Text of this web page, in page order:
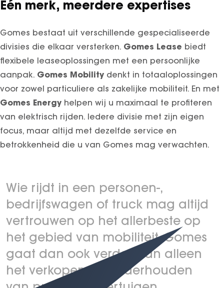
Eén merk, meerdere expertises
Gomes bestaat uit verschillende gespecialiseerde
divisies die elkaar versterken. Gomes Lease biedt
flexibele leaseoplossingen met een persoonlijke
aanpak. Gomes Mobility denkt in totaaloplossingen
voor zowel particuliere als zakelijke mobiliteit. En met
Gomes Energy helpen wij u maximaal te profiteren
van elektrisch rijden. Iedere divisie met zijn eigen
focus, maar altijd met dezelfde service en
betrokkenheid die u van Gomes mag verwachten.
Wie rijdt in een personen-,
bedrijfswagen of truck mag altijd
vertrouwen op het allerbeste op
het gebied van mobiliteit. Gomes
gaat dan ook verder dan alleen
het verkopen en onderhouden